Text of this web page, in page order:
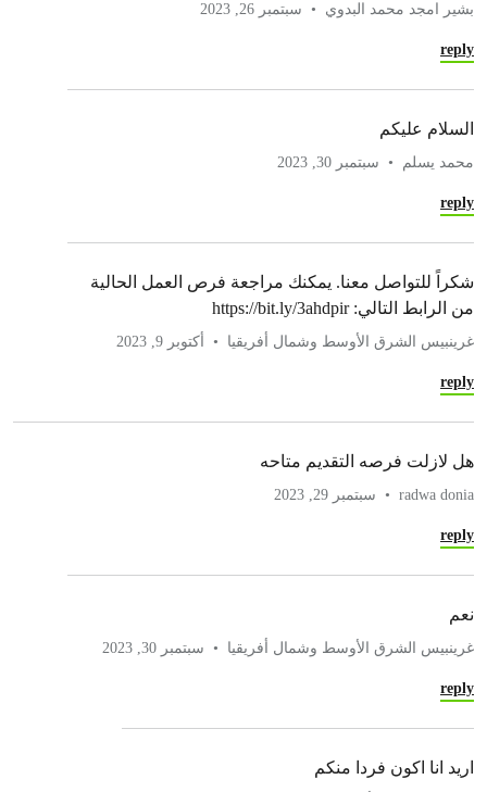
بشير امجد محمد البدوي سبتمبر 26, 2023
reply
السلام عليكم
محمد يسلم سبتمبر 30, 2023
reply
شكراً للتواصل معنا. يمكنك مراجعة فرص العمل الحالية
من الرابط التالي: https://bit.ly/3ahdpir
غرينبيس الشرق الأوسط وشمال أفريقيا أكتوبر 9, 2023
reply
هل لازلت فرصه التقديم متاحه
radwa donia سبتمبر 29, 2023
reply
نعم
غرينبيس الشرق الأوسط وشمال أفريقيا سبتمبر 30, 2023
reply
اريد انا اكون فردا منكم